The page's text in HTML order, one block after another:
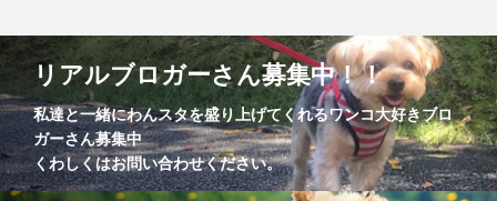
リアルブロガーさん募集中！！
私達と一緒にわんスタを盛り上げてくれるワンコ大好きブロ
ガーさん募集中
くわしくはお問い合わせください。